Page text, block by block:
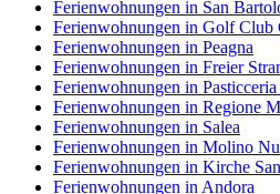
Ferienwohnungen in San
Ferienwohnungen in Golf Club
Ferienwohnungen in Peagna
Ferienwohnungen in Freier
Ferienwohnungen in
Ferienwohnungen in Regione
Ferienwohnungen in Salea
Ferienwohnungen in Molino
Ferienwohnungen in Kirche
Ferienwohnungen in Andora